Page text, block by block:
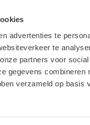
advertenties te
te
partners voor
gegevens combineren
verzameld op basis
Inloggen